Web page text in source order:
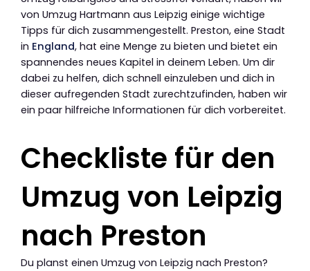
von Umzug Hartmann aus Leipzig einige wichtige
Tipps für dich zusammengestellt. Preston, eine Stadt
in England, hat eine Menge zu bieten und bietet ein
spannendes neues Kapitel in deinem Leben. Um dir
dabei zu helfen, dich schnell einzuleben und dich in
dieser aufregenden Stadt zurechtzufinden, haben wir
ein paar hilfreiche Informationen für dich vorbereitet.
Checkliste für den
Umzug von Leipzig
nach Preston
Du planst einen Umzug von Leipzig nach Preston?